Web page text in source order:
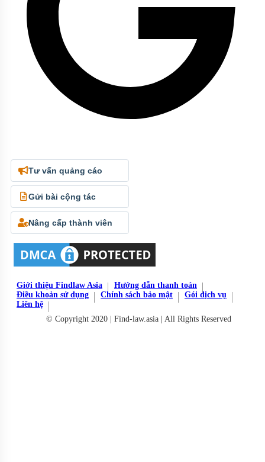
Tư vấn quảng cáo
Gửi bài cộng tác
Nâng cấp thành viên
Giới thiệu Findlaw Asia
Hướng dẫn thanh toán
Điều khoản sử dụng
Chính sách bảo mật
Gói dịch vụ
Liên hệ
© Copyright 2020 | Find-law.asia | All Rights Reserved